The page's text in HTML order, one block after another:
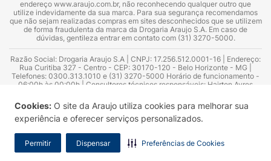
Cookies: O site da Araujo utiliza cookies para melhorar sua
experiência e oferecer serviços personalizados.
Permitir Dispensar Preferências de Cookies
endereço www.araujo.com.br, não reconhecendo qualquer outro que
utilize indevidamente da sua marca. Para sua segurança recomendamos
que não sejam realizadas compras em sites desconhecidos que se utilizem
de forma fraudulenta da marca da Drogaria Araujo S.A. Em caso de
dúvidas, gentileza entrar em contato com (31) 3270-5000.
Razão Social: Drogaria Araujo S.A | CNPJ: 17.256.512.0001-16 | Endereço:
Rua Curitiba 327 - Centro - CEP: 30170-120 - Belo Horizonte - MG |
Telefones: 0300.313.1010 e (31) 3270-5000 Horário de funcionamento -
06:00h às 00:00h | Consultores técnicos responsáveis: Hairton Ayres
Consultor substituto: Thiago Aguiar Pinheiro - CRF Nº 13.748. Alvará
Sanitário: 2025020713 | Autorização de Funcionamento da Empresa (AFE):
7.16355-1